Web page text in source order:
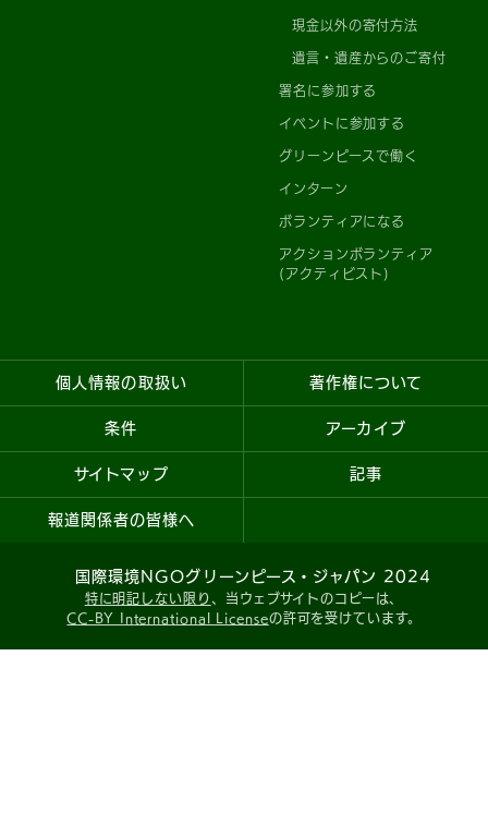
現金以外の寄付方法
遺言・遺産からのご寄付
署名に参加する
イベントに参加する
グリーンピースで働く
インターン
ボランティアになる
アクションボランティア
(アクティビスト)
個人情報の取扱い 著作権について
条件 アーカイブ
サイトマップ 記事
報道関係者の皆様へ
国際環境NGOグリーンピース・ジャパン 2024
特に明記しない限り 、当ウェブサイトのコピーは、
CC-BY International Licenseの許可を受けています。